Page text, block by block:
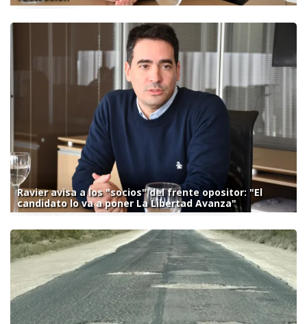
Ravier avisa a los "socios" del frente opositor: "El
candidato lo va a poner La Libertad Avanza"